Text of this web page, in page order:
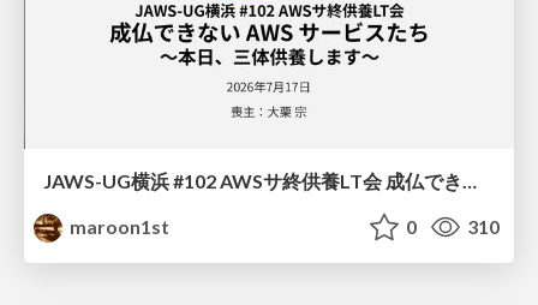
JAWS-UG横浜 #102 AWSサ終供養LT会 成仏できない AWS サービスたち 〜本日、三体供養します〜
maroon1st
0 310